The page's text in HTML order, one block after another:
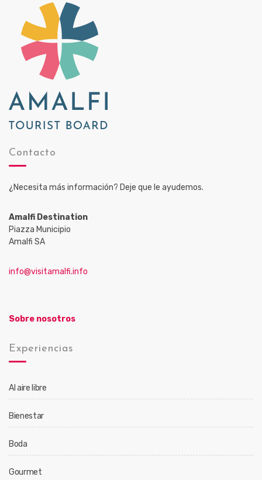
Contacto
¿Necesita más información? Deje que le ayudemos.
Amalfi Destination
Piazza Municipio
Amalfi SA
info@visitamalfi.info
Sobre nosotros
Experiencias
Al aire libre
Bienestar
Boda
Gourmet